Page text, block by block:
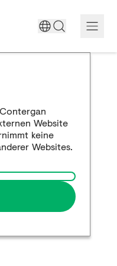
Website
keine
Websites.